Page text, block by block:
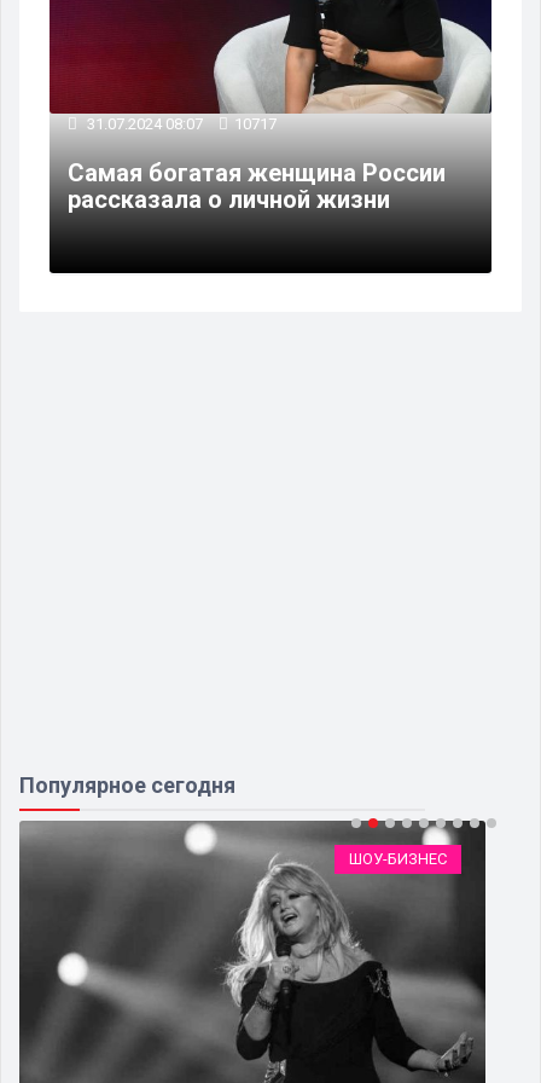
31.07.2024 08:07 10717
Самая богатая женщина России
рассказала о личной жизни
Популярное сегодня
ШОУ-БИЗНЕС